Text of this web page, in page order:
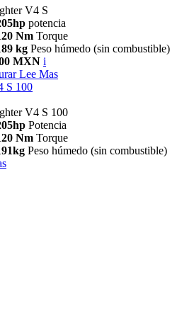
V4 S
potencia
Nm Torque
kg Peso húmedo (sin combustible)
MXN i
Lee Mas
S 100
V4 S 100
Potencia
Nm Torque
Peso húmedo (sin combustible)